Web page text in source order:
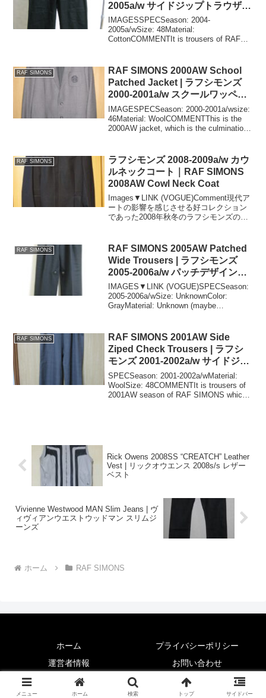
2005a/w サイドジップトラウザー
ズ
IMAGESSPECSeason: 2004-
2005a/wSize: 48Material:
CottonCOMMENTIt is trousers of RAF
RAF SIMONS
RAF SIMONS 2000AW School
Patched Jacket | ラフシモンズ
2000-2001a/w スクールワッペン
ジャケット
IMAGESPECSeason: 2000-2001a/wsize:
46Material: WoolCOMMENTThis is the
2000AW jacket, which is the culmination
RAF SIMONS
ラフシモンズ 2008-2009a/w カウ
ルネックコート｜RAF SIMONS
2008AW Cowl Neck Coat
Images▼LINK (VOGUE)Comment現代ア
ートの影響を感じさせる好コレクション
であった2008年秋冬のラフシモンズのカ
の通りタイトです。ボディコンシャス...
RAF SIMONS
RAF SIMONS 2005AW Patched
Wide Trousers | ラフシモンズ
2005-2006a/w パッチデザインワ
イドトラウザーズ
IMAGES▼LINK (VOGUE)SPECSeason:
2005-2006a/wSize: UnknownColor:
GrayMaterial: Unknown (maybe
RAF SIMONS
RAF SIMONS 2001AW Side
Ziped Check Trousers | ラフシ
モンズ 2001-2002a/w サイドジッ
プチェックトラウザーズ
SPECSeason: 2001-2002a/wMaterial:
WoolSize: 48COMMENTIt is trousers of
2001AW season of RAF SIMONS which
Rick Owens 2008SS “CREATCH” Leather
Vest | リックオウエンス 2008s/s レザー
ベスト
Vivienne Westwood MAN Slim Jeans | ヴ
ィヴィアンウエストウッドマン スリムジ
ーンズ
ホーム RAF SIMONS
ホーム
プライバシーポリシー
運営者情報
お問い合わせ
Copyright © 2023 Neko Mode All Rights Reserved.
メニュー ホーム 検索 トップ サイドバー